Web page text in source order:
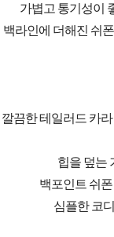
가볍고 통기성이
백라인에 더해진 쉬
깔끔한 테일러드 카
힙을 덮는
백포인트 쉬
심플한 코